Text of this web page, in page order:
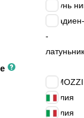
латунь
-
латунь
CAMOZZI
Италия
Италия